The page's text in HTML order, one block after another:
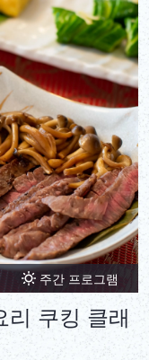
주간 프로그램
리 쿠킹 클래